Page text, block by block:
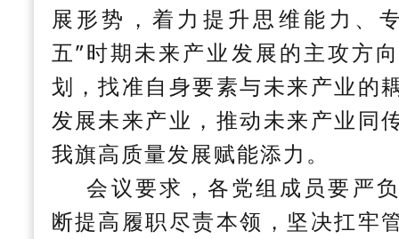
展形势，着力提升思维能力、
五”时期未来产业发展的主攻方
划，找准自身要素与未来产业的
发展未来产业，推动未来产业同
我旗高质量发展赋能添力。
会议要求，各党组成员要严
断提高履职尽责本领，坚决扛牢